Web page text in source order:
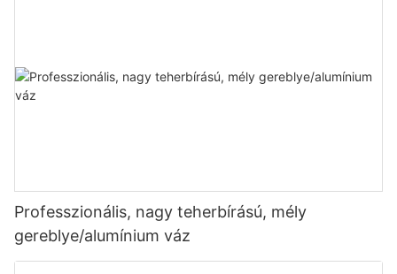
Professzionális, nagy teherbírású, mély
gereblye/alumínium váz